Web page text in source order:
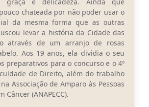
chateada por não poder usar o
da mesma forma que as outras
levar a história da Cidade das
através de um arranjo de rosas
Aos 19 anos, ela dividia o seu
preparativos para o concurso e o 4º
de Direito, além do trabalho
Associação de Amparo às Pessoas
Câncer (ANAPECC).